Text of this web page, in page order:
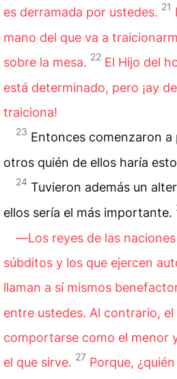
es derramada por ustedes. 21
mano del que va a
sobre la mesa. 22 El Hijo del
está determinado, pero ¡ay
traiciona!
23 Entonces comenzaron a
otros quién de ellos haría
24 Tuvieron además un
ellos sería el más importante.
―Los reyes de las naciones
súbditos y los que ejercen
llaman a sí mismos
entre ustedes. Al contrario,
comportarse como el menor
el que sirve. 27 Porque,